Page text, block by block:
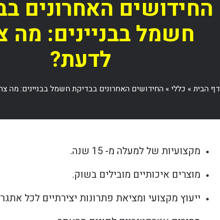
החידושים האחרונים
חשמל בבניינים: מה
לדעת?
דף הבית» כללי » החידושים האחרונים בבדיקת חשמל בבניינים: מה
מקצועיות של למעלה מ- 15 שנה.
מוצרים איכותיים מובילים בשוק.
ייעוץ מקצועי ומציאת פתרונות יצירתיים לכל